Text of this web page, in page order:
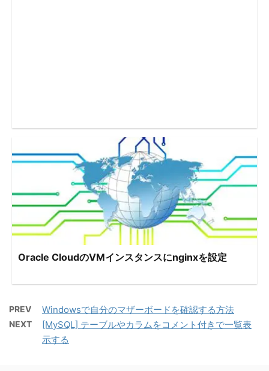
Oracle CloudのVMインスタンスにnginxを設定
PREV Windowsで自分のマザーボードを確認する方法
NEXT
[MySQL] テーブルやカラムをコメント付きで一覧表
示する